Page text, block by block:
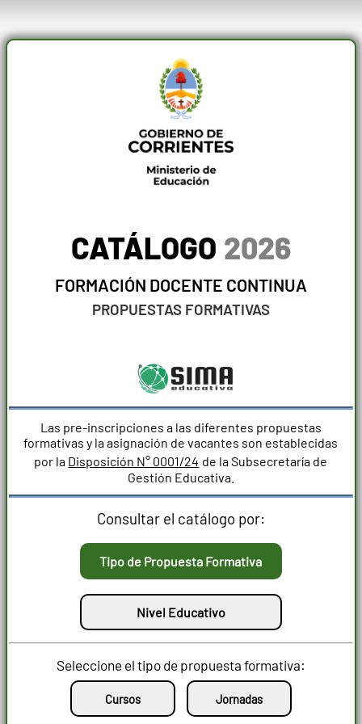
CATÁLOGO 2026
FORMACIÓN DOCENTE CONTINUA
PROPUESTAS FORMATIVAS
Las pre-inscripciones a las diferentes propuestas
formativas y la asignación de vacantes son establecidas
por la Disposición N° 0001/24 de la Subsecretaría de
Gestión Educativa.
Consultar el catálogo por:
Seleccione el tipo de propuesta formativa: